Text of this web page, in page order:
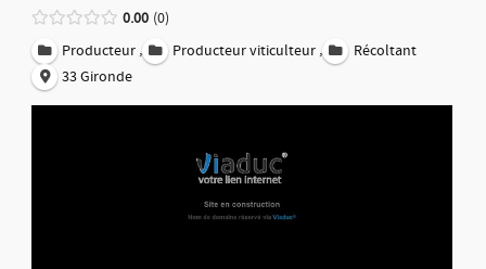
0.00 0
Producteur , Producteur viticulteur ,
Récoltant
33 Gironde